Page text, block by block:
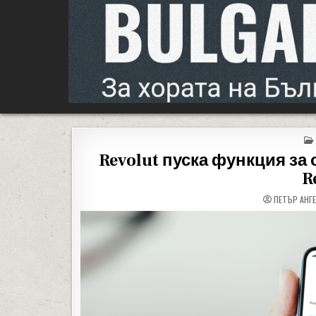
People of Bulgaria
Revolut пуска функция
ПЕТЪР